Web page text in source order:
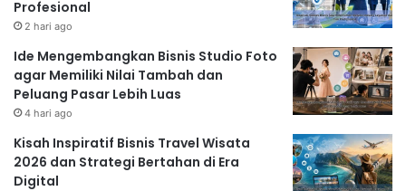
Profesional
2 hari ago
Ide Mengembangkan Bisnis Studio Foto
agar Memiliki Nilai Tambah dan
Peluang Pasar Lebih Luas
4 hari ago
Kisah Inspiratif Bisnis Travel Wisata
2026 dan Strategi Bertahan di Era
Digital